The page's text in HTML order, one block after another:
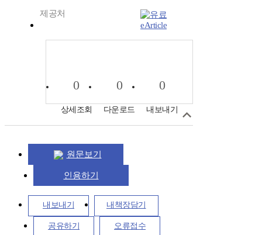
제공처
eArticle
0
상세조회
0
다운로드
0
내보내기
원문보기
인용하기
내보내기 내책장담기
공유하기 오류접수